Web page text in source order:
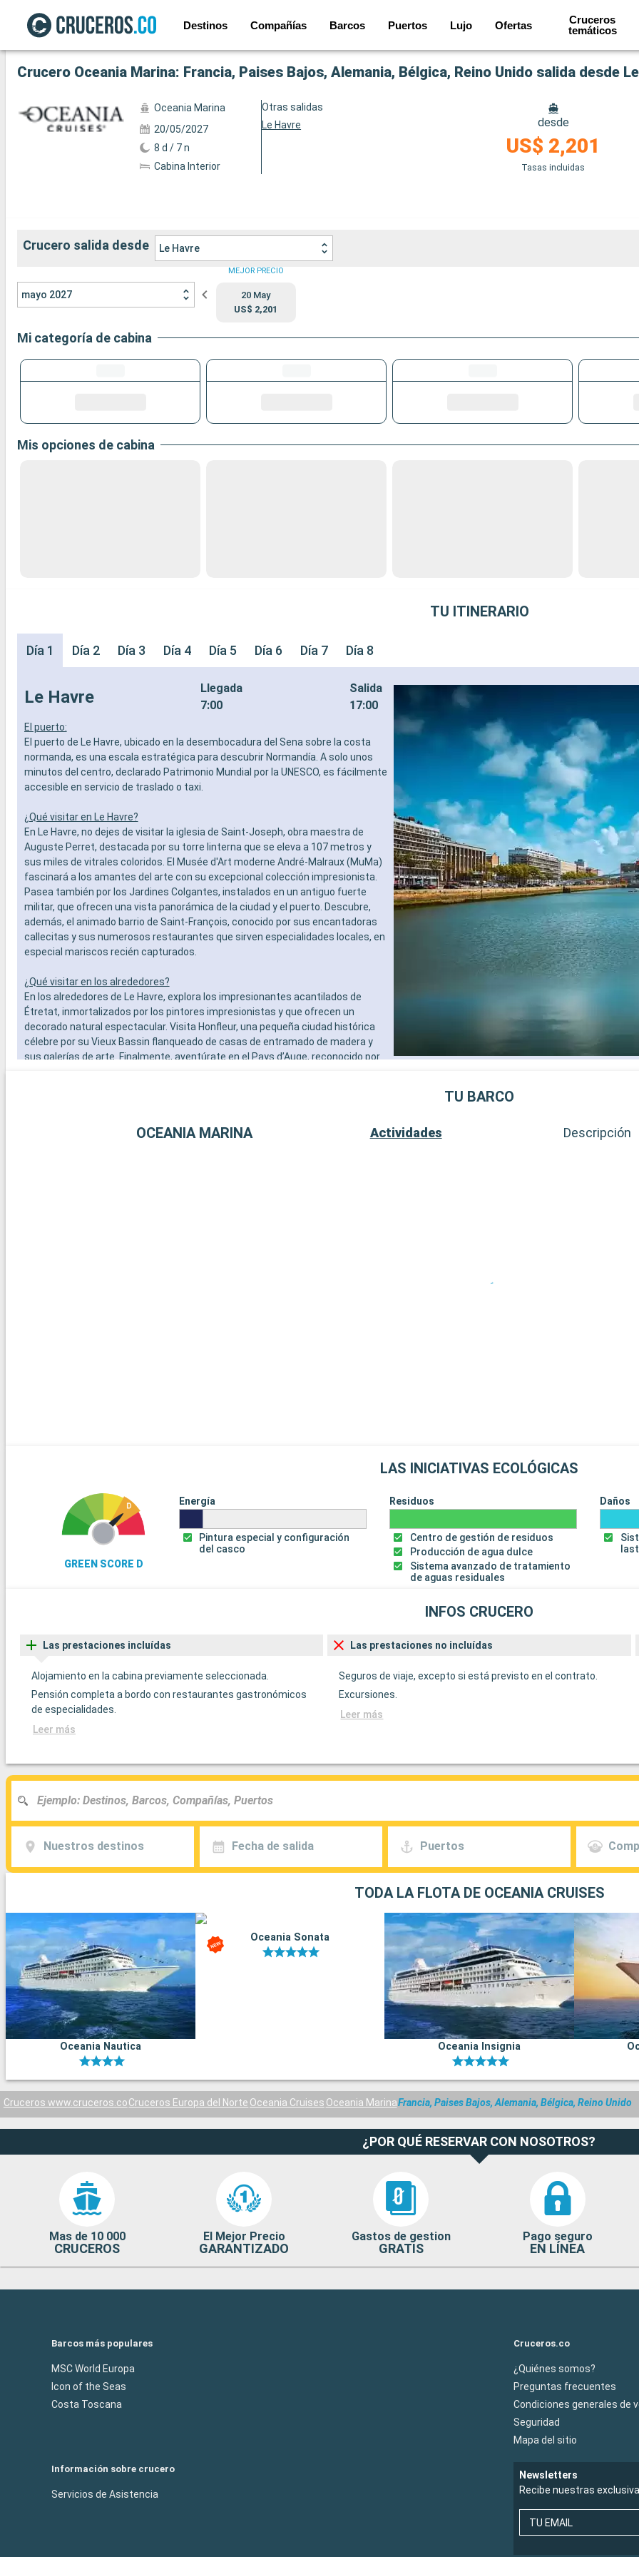
Destinos Compañías Barcos Puertos Lujo Ofertas
Cruceros
temáticos
Ver las 48 fotos siguientes
Crucero Oceania Marina: Francia, Paises Bajos, Alemania, Bélgica, Reino Unido salida desde
Oceania Marina
20/05/2027
8 d / 7 n
Cabina Interior
Otras salidas
Le Havre
desde
US$ 2,201
Tasas incluidas
Crucero salida desde Le Havre
mayo 2027
MEJOR PRECIO
20 May
US$ 2,201
Mi categoría de cabina
Mis opciones de cabina
TU ITINERARIO
Día 1 Día 2 Día 3 Día 4 Día 5 Día 6 Día 7 Día 8
Le Havre
Llegada
7:00
Salida
17:00
El puerto:
El puerto de Le Havre, ubicado en la desembocadura del Sena sobre la costa
normanda, es una escala estratégica para descubrir Normandía. A solo unos
minutos del centro, declarado Patrimonio Mundial por la UNESCO, es fácilmente
accesible en servicio de traslado o taxi.
¿Qué visitar en Le Havre?
En Le Havre, no dejes de visitar la iglesia de Saint-Joseph, obra maestra de
Auguste Perret, destacada por su torre linterna que se eleva a 107 metros y
sus miles de vitrales coloridos. El Musée d'Art moderne André-Malraux (MuMa)
fascinará a los amantes del arte con su excepcional colección impresionista.
Pasea también por los Jardines Colgantes, instalados en un antiguo fuerte
militar, que ofrecen una vista panorámica de la ciudad y el puerto. Descubre,
además, el animado barrio de Saint-François, conocido por sus encantadoras
callecitas y sus numerosos restaurantes que sirven especialidades locales, en
especial mariscos recién capturados.
¿Qué visitar en los alrededores?
En los alrededores de Le Havre, explora los impresionantes acantilados de
Étretat, inmortalizados por los pintores impresionistas y que ofrecen un
decorado natural espectacular. Visita Honfleur, una pequeña ciudad histórica
célebre por su Vieux Bassin flanqueado de casas de entramado de madera y
sus galerías de arte. Finalmente, aventúrate en el Pays d’Auge, reconocido por
TU BARCO
OCEANIA MARINA Actividades Descripción
LAS INICIATIVAS ECOLÓGICAS
GREEN SCORE D
Energía
Pintura especial y configuración
del casco
Residuos
Centro de gestión de residuos
Producción de agua dulce
Sistema avanzado de tratamiento
de aguas residuales
Daños
INFOS CRUCERO
Las prestaciones incluídas
Alojamiento en la cabina previamente seleccionada.
Pensión completa a bordo con restaurantes gastronómicos
de especialidades.
Leer más
Las prestaciones no incluídas
Seguros de viaje, excepto si está previsto en el contrato.
Excursiones.
Leer más
Nuestros destinos Fecha de salida Puertos
TODA LA FLOTA DE OCEANIA CRUISES
Oceania Nautica
Oceania Sonata
Oceania Insignia
Cruceros www.cruceros.coCruceros Europa del Norte Oceania Cruises Oceania MarinaFrancia, Paises Bajos, Alemania, Bélgica, Reino Unido
¿POR QUÉ RESERVAR CON NOSOTROS?
Mas de 10 000
CRUCEROS
El Mejor Precio
GARANTIZADO
Gastos de gestion
GRATIS
Pago seguro
EN LÍNEA
Barcos más populares
MSC World Europa
Icon of the Seas
Costa Toscana
Cruceros.co
¿Quiénes somos?
Preguntas frecuentes
Condiciones generales de
Seguridad
Mapa del sitio
Información sobre crucero
Servicios de Asistencia
Newsletters
Recibe nuestras
TU EMAIL